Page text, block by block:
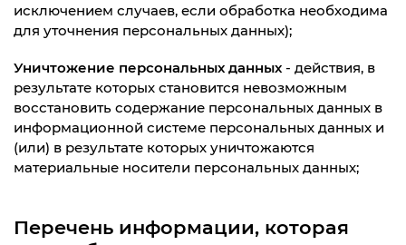
исключением случаев, если обработка необходима
для уточнения персональных данных);
Уничтожение персональных данных- действия, в
результате которых становится невозможным
восстановить содержание персональных данных в
информационной системе персональных данных и
(или) в результате которых уничтожаются
материальные носители персональных данных;
Перечень информации, которая